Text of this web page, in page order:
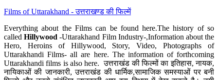
Films of Uttarakhand - उत्तराखण्ड की फिल्में
Everything about the Films can be found here.The history of so
calledHillywood-Uttarakhand Film Industry-,Information about the
Hero, Heroins of Hillywood, Story, Video, Photographs of
Uttarakhandi Films- all are here. The information of forthcoming
Uttarakhandi films is also here. उत्तराखंड की फिल्मों का इतिहास, नायक,
नायिकाओं की जानकारी, उत्तराखंड की धार्मिक,सामाजिक समस्याओं पर बनी